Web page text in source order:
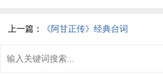
上一篇： 《阿甘正传》经典台词